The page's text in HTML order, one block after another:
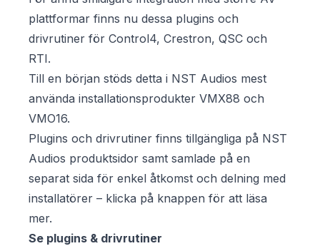
plattformar finns nu dessa plugins och
drivrutiner för Control4, Crestron, QSC och
RTI.
Till en början stöds detta i NST Audios mest
använda installationsprodukter VMX88 och
VMO16.
Plugins och drivrutiner finns tillgängliga på NST
Audios produktsidor samt samlade på en
separat sida för enkel åtkomst och delning med
installatörer – klicka på knappen för att läsa
mer.
Se plugins & drivrutiner